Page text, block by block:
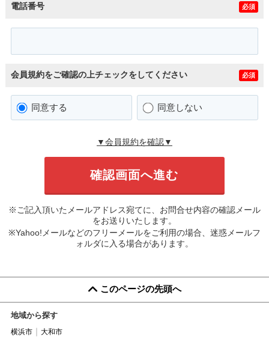
電話番号 必須
会員規約をご確認の上チェックをしてください 必須
同意する 同意しない
▼会員規約を確認▼
※ご記入頂いたメールアドレス宛てに、お問合せ内容の確認メール
をお送りいたします。
※Yahoo!メールなどのフリーメールをご利用の場合、迷惑メールフ
ォルダに入る場合があります。
このページの先頭へ
地域から探す
横浜市 大和市